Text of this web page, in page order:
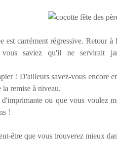
est carrément régressive. Retour à
vous saviez qu'il ne servirait
! D'ailleurs savez-vous encore
la remise à niveau.
d'imprimante ou que vous voulez
!
être que vous trouverez mieux